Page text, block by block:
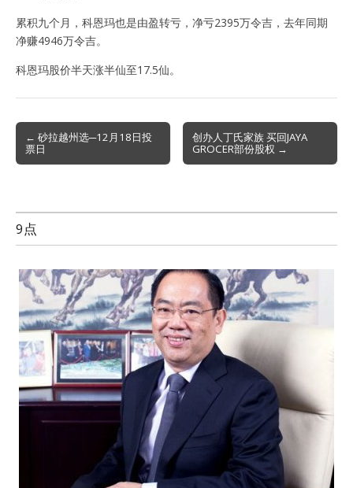
累积九个月，科恩玛也是由盈转亏，净亏2395万令吉，去年同期
净赚4946万令吉。
科恩玛股价半天涨半仙至17.5仙。
Post
navigation
← 砂拉越州选─12月18日投
票日
创办人丁氏家族 买回JAYA
GROCER部份股权 →
9点